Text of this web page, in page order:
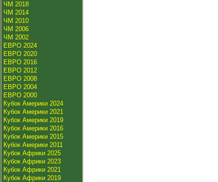
ЧМ 2018
ЧМ 2014
ЧМ 2010
ЧМ 2006
ЧМ 2002
ЕВРО 2024
ЕВРО 2020
ЕВРО 2016
ЕВРО 2012
ЕВРО 2008
ЕВРО 2004
ЕВРО 2000
Кубок Америки 2024
Кубок Америки 2021
Кубок Америки 2019
Кубок Америки 2016
Кубок Америки 2015
Кубок Америки 2011
Кубок Африки 2025
Кубок Африки 2023
Кубок Африки 2021
Кубок Африки 2019